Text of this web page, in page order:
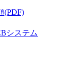
(PDF)
システム